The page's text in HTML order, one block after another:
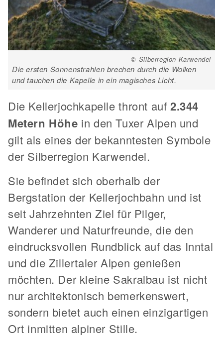
© Silberregion Karwendel
Die ersten Sonnenstrahlen brechen durch die Wolken
und tauchen die Kapelle in ein magisches Licht.
Die Kellerjochkapelle thront auf 2.344
Metern Höhe in den Tuxer Alpen und
gilt als eines der bekanntesten Symbole
der Silberregion Karwendel.
Sie befindet sich oberhalb der
Bergstation der Kellerjochbahn und ist
seit Jahrzehnten Ziel für Pilger,
Wanderer und Naturfreunde, die den
eindrucksvollen Rundblick auf das Inntal
und die Zillertaler Alpen genießen
möchten. Der kleine Sakralbau ist nicht
nur architektonisch bemerkenswert,
sondern bietet auch einen einzigartigen
Ort inmitten alpiner Stille.